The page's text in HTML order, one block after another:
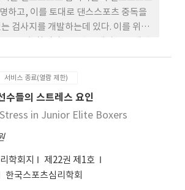
로 총 18문항이 개발되었다. 둘째, 개발
파트너십 척도는 변별타당성과 수렴타
도는 성과 종목에서는 차이가 없었으
트너 경력, 소속에 따라서는 파트너십
시하고 본 연구의 결과를 더욱 발전시
속 연구자를 위한 제언을 제시하였다.
하고, 이를 토대로 댄스스포츠 중독을
검사지를 개발하는데 있다. 이를 위해
자기보고자료를 수집하였으며, 이를
스포츠 중독원을 추출하고 예비조사를
설문결과, 긍정적 요인은 18개의 세부
하여 이를 다시 3개의 일반영역으로 분
정적 요인은 26개의 세부영역으로 분
영역에서 긍정적 요인은 긍정적인 정
건강과 외모이고, 부정적 요인은 금단,
명의 예비조사 결과를 바탕으로 기술
서비스 종료(열람 제한)
수들의 스트레스 요인
in Junior Elite Boxers
학회지
제22권 제1호
한국스포츠심리학회